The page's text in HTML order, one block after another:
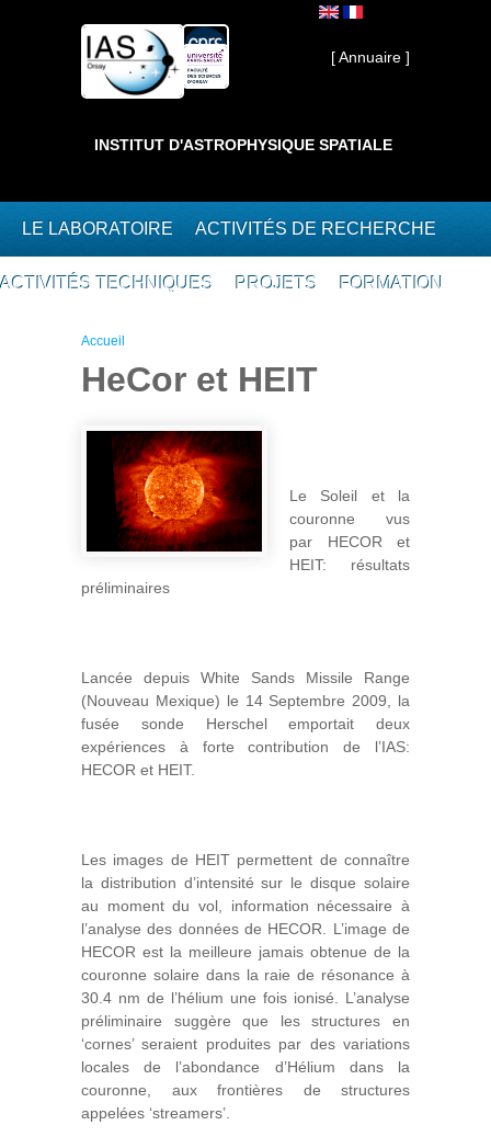
Interne ]
[ Annuaire ]
INSTITUT D'ASTROPHYSIQUE SPATIALE
LE LABORATOIRE ACTIVITÉS DE RECHERCHE
ACTIVITÉS TECHNIQUES PROJETS FORMATION
Vous êtes ici
Accueil
HeCor et HEIT
Le Soleil et la
couronne vus
par HECOR et
HEIT: résultats
préliminaires
Lancée depuis White Sands Missile Range
(Nouveau Mexique) le 14 Septembre 2009, la
fusée sonde Herschel emportait deux
expériences à forte contribution de l’IAS:
HECOR et HEIT.
Les images de HEIT permettent de connaître
la distribution d’intensité sur le disque solaire
au moment du vol, information nécessaire à
l’analyse des données de HECOR. L’image de
HECOR est la meilleure jamais obtenue de la
couronne solaire dans la raie de résonance à
30.4 nm de l’hélium une fois ionisé. L’analyse
préliminaire suggère que les structures en
‘cornes’ seraient produites par des variations
locales de l’abondance d’Hélium dans la
couronne, aux frontières de structures
appelées ‘streamers’.